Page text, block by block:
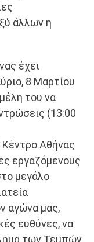
άλλων η
έχει
8 Μαρτίου
του να
(13:00
Αθήνας
εργαζόμενους
μεγάλο
αγώνα μας,
ευθύνες, να
των Τεμπών